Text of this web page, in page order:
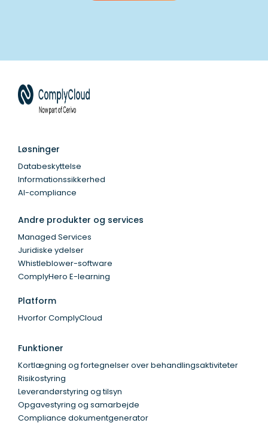
Løsninger
Databeskyttelse
Informationssikkerhed
AI-compliance
Andre produkter og services
Managed Services
Juridiske ydelser
Whistleblower-software
ComplyHero E-learning
Platform
Hvorfor ComplyCloud
Funktioner
Kortlægning og fortegnelser over behandlingsaktiviteter
Risikostyring
Leverandørstyring og tilsyn
Opgavestyring og samarbejde
Compliance dokumentgenerator